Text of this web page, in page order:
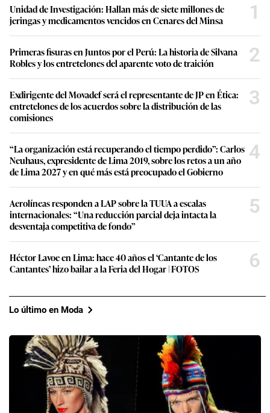
Unidad de Investigación: Hallan más de siete millones de
jeringas y medicamentos vencidos en Cenares del Minsa
1
Primeras fisuras en Juntos por el Perú: La historia de Silvana
Robles y los entretelones del aparente voto de traición
2
Exdirigente del Movadef será el representante de JP en Ética:
entretelones de los acuerdos sobre la distribución de las
comisiones
3
“La organización está recuperando el tiempo perdido”: Carlos
Neuhaus, expresidente de Lima 2019, sobre los retos a un año
de Lima 2027 y en qué más está preocupado el Gobierno
4
Aerolíneas responden a LAP sobre la TUUA a escalas
internacionales: “Una reducción parcial deja intacta la
desventaja competitiva de fondo”
5
Héctor Lavoe en Lima: hace 40 años el ‘Cantante de los
Cantantes’ hizo bailar a la Feria del Hogar | FOTOS
6
Lo último en Moda